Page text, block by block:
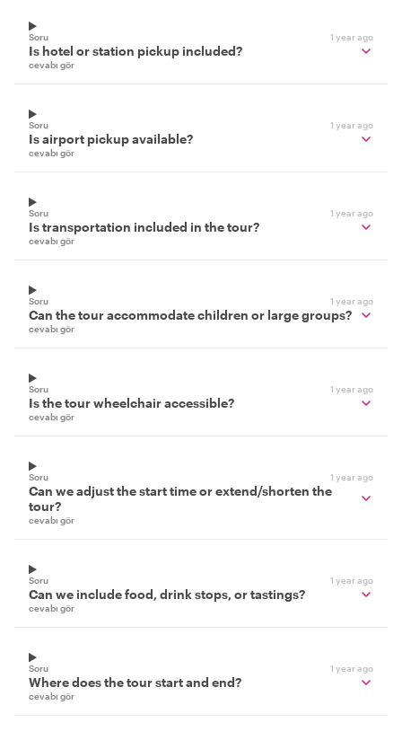
Soru 1 year ago
Is hotel or station pickup included?
cevabı gör
Soru 1 year ago
Is airport pickup available?
cevabı gör
Soru 1 year ago
Is transportation included in the tour?
cevabı gör
Soru 1 year ago
Can the tour accommodate children or large groups?
cevabı gör
Soru 1 year ago
Is the tour wheelchair accessible?
cevabı gör
Soru 1 year ago
Can we adjust the start time or extend/shorten the
tour?
cevabı gör
Soru 1 year ago
Can we include food, drink stops, or tastings?
cevabı gör
Soru 1 year ago
Where does the tour start and end?
cevabı gör